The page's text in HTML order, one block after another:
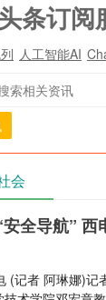
条订阅
人工智能AI
会
全导航”
(记者 阿琳娜)记